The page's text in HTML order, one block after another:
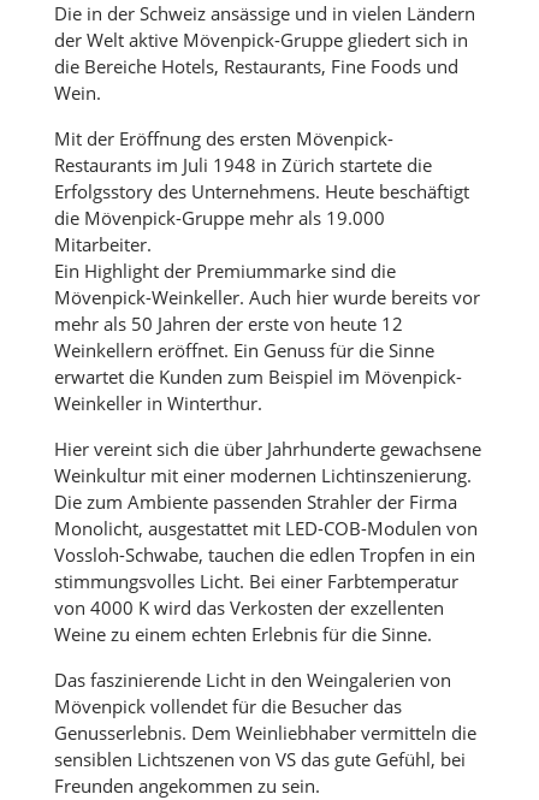
Die in der Schweiz ansässige und in vielen Ländern
der Welt aktive Mövenpick-Gruppe gliedert sich in
die Bereiche Hotels, Restaurants, Fine Foods und
Wein.
Mit der Eröffnung des ersten Mövenpick-
Restaurants im Juli 1948 in Zürich startete die
Erfolgsstory des Unternehmens. Heute beschäftigt
die Mövenpick-Gruppe mehr als 19.000
Mitarbeiter.
Ein Highlight der Premiummarke sind die
Mövenpick-Weinkeller. Auch hier wurde bereits vor
mehr als 50 Jahren der erste von heute 12
Weinkellern eröffnet. Ein Genuss für die Sinne
erwartet die Kunden zum Beispiel im Mövenpick-
Weinkeller in Winterthur.
Hier vereint sich die über Jahrhunderte gewachsene
Weinkultur mit einer modernen Lichtinszenierung.
Die zum Ambiente passenden Strahler der Firma
Monolicht, ausgestattet mit LED-COB-Modulen von
Vossloh-Schwabe, tauchen die edlen Tropfen in ein
stimmungsvolles Licht. Bei einer Farbtemperatur
von 4000 K wird das Verkosten der exzellenten
Weine zu einem echten Erlebnis für die Sinne.
Das faszinierende Licht in den Weingalerien von
Mövenpick vollendet für die Besucher das
Genusserlebnis. Dem Weinliebhaber vermitteln die
sensiblen Lichtszenen von VS das gute Gefühl, bei
Freunden angekommen zu sein.